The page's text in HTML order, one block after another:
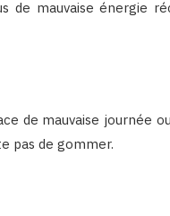
de mauvaise énergie
de mauvaise journée
pas de gommer.